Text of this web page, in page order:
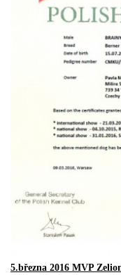
5.března 2016 MVP